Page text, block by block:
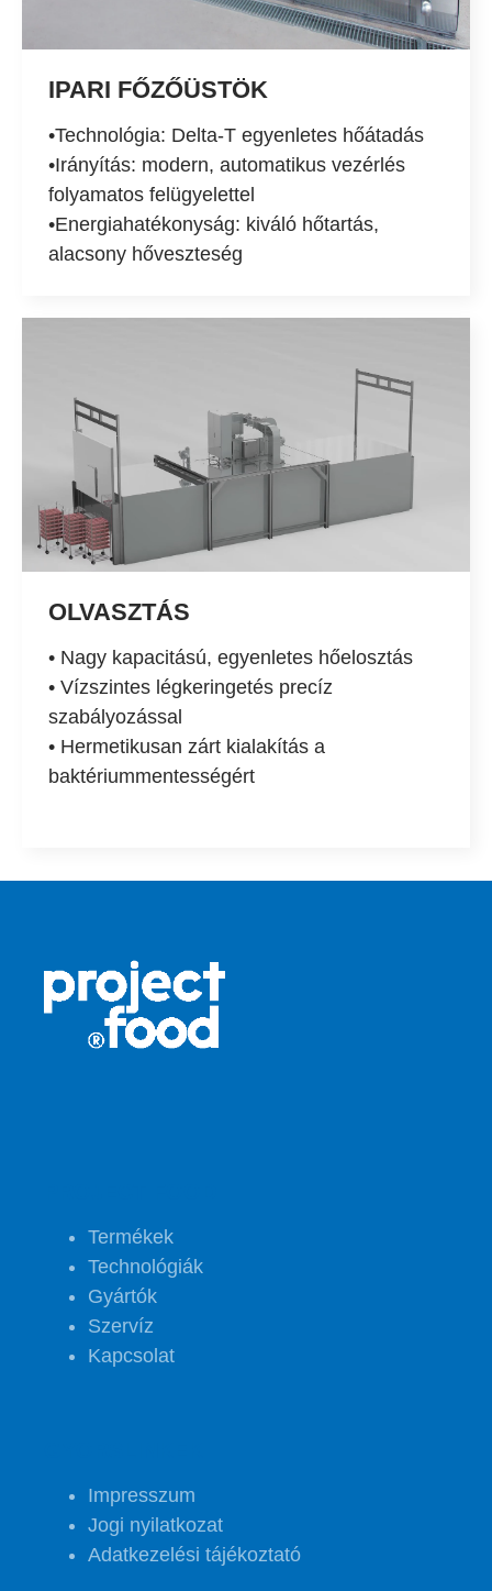
IPARI FŐZŐÜSTÖK
•Technológia: Delta-T egyenletes hőátadás
•Irányítás: modern, automatikus vezérlés
folyamatos felügyelettel
•Energiahatékonyság: kiváló hőtartás,
alacsony hőveszteség
OLVASZTÁS
• Nagy kapacitású, egyenletes hőelosztás
• Vízszintes légkeringetés precíz
szabályozással
• Hermetikusan zárt kialakítás a
baktériummentességért
Termékek
Technológiák
Gyártók
Szervíz
Kapcsolat
Impresszum
Jogi nyilatkozat
Adatkezelési tájékoztató